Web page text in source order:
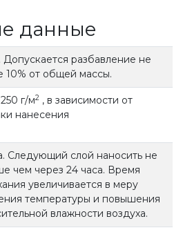
данные
Допускается разбавление не
10% от общей массы.
г/м2 , в зависимости от
нанесения
Следующий слой наносить не
чем через 24 часа. Время
увеличивается в меру
температуры и повышения
влажности воздуха.